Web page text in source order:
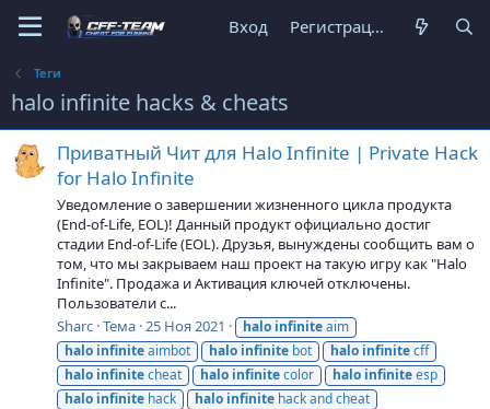
Вход Регистрация
Теги
halo infinite hacks & cheats
Приватный Чит для Halo Infinite | Private Hack
for Halo Infinite
Уведомление о завершении жизненного цикла продукта
(End-of-Life, EOL)! Данный продукт официально достиг
стадии End-of-Life (EOL). Друзья, вынуждены сообщить вам о
том, что мы закрываем наш проект на такую игру как "Halo
Infinite". Продажа и Активация ключей отключены.
Пользователи с...
Sharc Тема 25 Ноя 2021 halo infiniteaim
halo infiniteaimbot halo infinite bot halo infinitecff
halo infinitecheat halo infinitecolor halo infiniteesp
halo infinite hack halo infinite hack and cheat